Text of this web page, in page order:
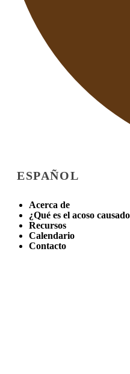
ESPAÑOL
Acerca de
¿Qué es el acoso
Recursos
Calendario
Contacto